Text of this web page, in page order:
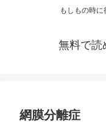
もしもの時
無料で読
網膜分離症